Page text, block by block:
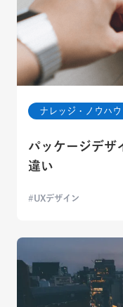
ナレッジ・ノウハウ
パッケージデザ
違い
UXデザイン